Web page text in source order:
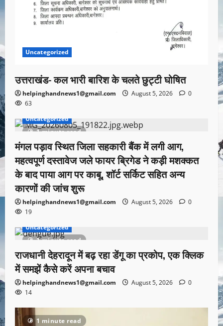
Uncategorized
उत्तराखंड- कल भारी बारिश के चलते छुट्टी घोषित
helpinghandnews1@gmail.com August 5, 2026
0
63
1 minute read
Uncategorized
मंगल पड़ाव स्थित जिला सहकारी बैंक में लगी आग,
महत्वपूर्ण दस्तावेज जले फायर ब्रिगेड ने कड़ी मशक्कत
के बाद पाया आग पर काबू, शॉर्ट सर्किट सहित अन्य
कारणों की जांच शुरू
helpinghandnews1@gmail.com August 5, 2026
0
19
1 minute read
Uncategorized
राजधानी देहरादून में बढ़ रहा डेंगू का प्रकोप, एक क्लिक
में समझें कैसे करें अपना बचाव
helpinghandnews1@gmail.com August 5, 2026
0
14
1 minute read